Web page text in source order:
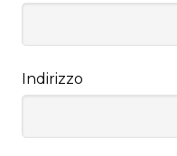
Indirizzo